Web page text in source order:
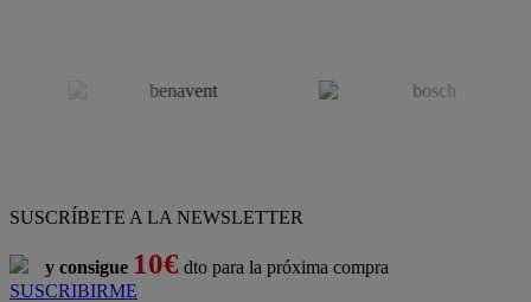
SUSCRÍBETE A LA NEWSLETTER
y consigue 10€ dto para la próxima compra
SUSCRIBIRME